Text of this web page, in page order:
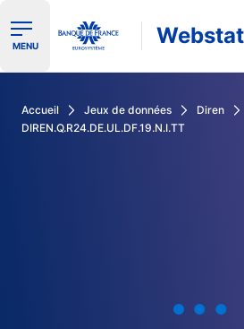
Ouvrir le menu de navigation
MENU Webstat
Accueil Jeux de données
Diren
DIREN.Q.R24.DE.UL.DF.19.N.I.TT